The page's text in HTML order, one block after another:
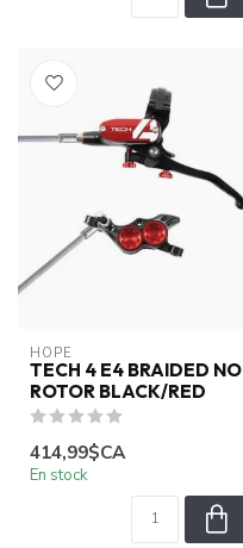
HOPE
TECH 4 E4 BRAIDED NO
ROTOR BLACK/RED
414,99$CA
En stock